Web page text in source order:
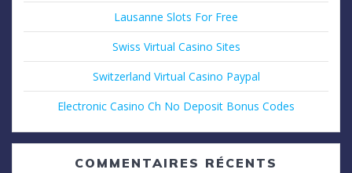
Lausanne Slots For Free
Swiss Virtual Casino Sites
Switzerland Virtual Casino Paypal
Electronic Casino Ch No Deposit Bonus Codes
COMMENTAIRES RÉCENTS